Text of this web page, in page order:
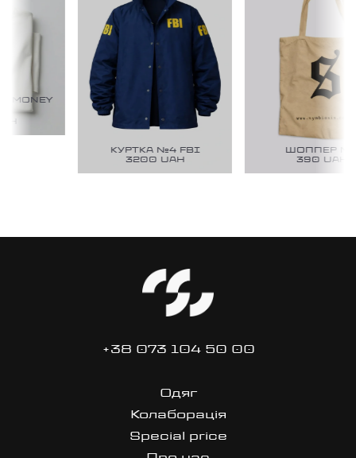
КУРТКА №4 FBI
3200UAH
ШОППЕР №1
390UAH
+38 073 104 50 00
Одяг
Колаборація
Special price